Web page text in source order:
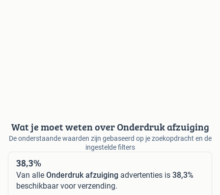
Wat je moet weten over Onderdruk afzuiging
De onderstaande waarden zijn gebaseerd op je zoekopdracht en de
ingestelde filters
38,3%
Van alle Onderdruk afzuiging advertenties is 38,3%
beschikbaar voor verzending.